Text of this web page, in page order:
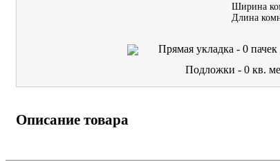
Ширина
Длина
Прямая укладка - 0 пачек
Подложки -0кв.
Описание товара